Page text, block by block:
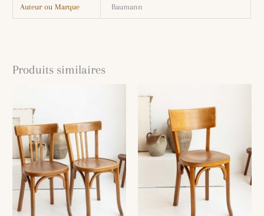
Auteur ou Marque Baumann
Produits similaires